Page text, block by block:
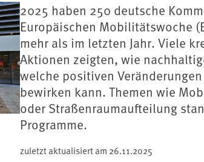
2025 haben 250 deutsche
Europäischen Mobilitätswoche
mehr als im letzten Jahr. Viele
Aktionen zeigten, wie
welche positiven
bewirken kann. Themen wie
oder Straßenraumaufteilung
Programme.
zuletzt aktualisiert am 26.11.2025